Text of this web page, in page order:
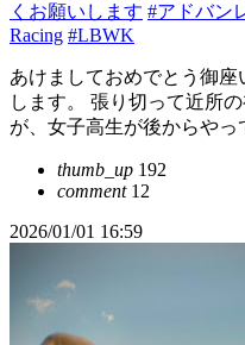
くお願いします #アドバン
Racing #LBWK
あけましておめでとう御
します。 張り切って近所
が、女子高生が後からや
thumb_up 192
comment12
2026/01/01 16:59